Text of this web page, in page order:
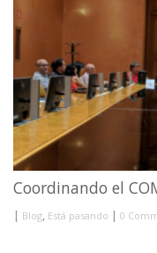
Coordinando el
| Blog, Está pasando | 0